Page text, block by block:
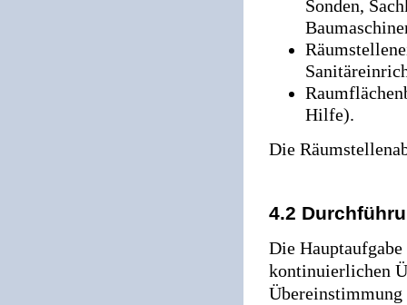
Sonden,
Hilfe).
Die
4.2
Die
kontinuierlichen